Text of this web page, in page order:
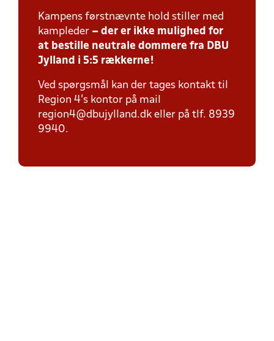
Kampens førstnævnte hold stiller med
kampleder – der er ikke mulighed for
at bestille neutrale dommere fra DBU
Jylland i 5:5 rækkerne!
Ved spørgsmål kan der tages kontakt til
Region 4's kontor på mail
region4@dbujylland.dk eller på tlf. 8939
9940.